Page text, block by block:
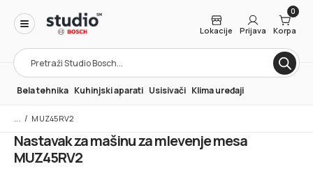
Products
search
Lokacije Prijava
0
Korpa
Bela tehnika Kuhinjski aparati Usisivači Klima uređaji
/ MUZ45RV2
Nastavak za mašinu za mlevenje mesa
MUZ45RV2